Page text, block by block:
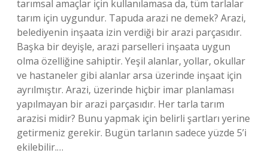
tarımsal amaçlar için kullanılamasa da, tüm tarlalar
tarım için uygundur. Tapuda arazi ne demek? Arazi,
belediyenin inşaata izin verdiği bir arazi parçasıdır.
Başka bir deyişle, arazi parselleri inşaata uygun
olma özelliğine sahiptir. Yeşil alanlar, yollar, okullar
ve hastaneler gibi alanlar arsa üzerinde inşaat için
ayrılmıştır. Arazi, üzerinde hiçbir imar planlaması
yapılmayan bir arazi parçasıdır. Her tarla tarım
arazisi midir? Bunu yapmak için belirli şartları yerine
getirmeniz gerekir. Bugün tarlanın sadece yüzde 5’i
ekilebilir.…